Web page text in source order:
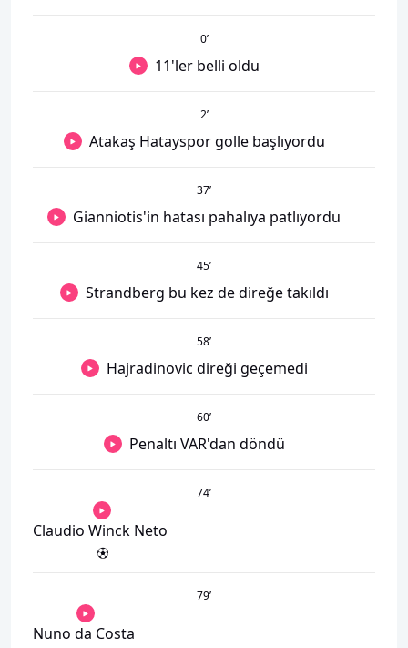
0’
11'ler belli oldu
2’
Atakaş Hatayspor golle başlıyordu
37’
Gianniotis'in hatası pahalıya patlıyordu
45’
Strandberg bu kez de direğe takıldı
58’
Hajradinovic direği geçemedi
60’
Penaltı VAR'dan döndü
74’
Claudio Winck Neto
79’
Nuno da Costa